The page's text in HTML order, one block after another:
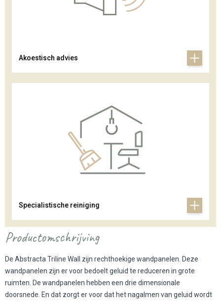
Akoestisch advies
Specialistische reiniging
Productomschrijving
De Abstracta Triline Wall zijn rechthoekige wandpanelen. Deze
wandpanelen zijn er voor bedoelt geluid te reduceren in grote
ruimten. De wandpanelen hebben een drie dimensionale
doorsnede. En dat zorgt er voor dat het nagalmen van geluid wordt